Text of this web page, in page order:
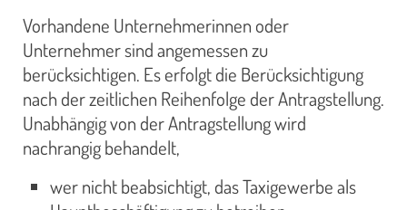
Vorhandene Unternehmerinnen oder
Unternehmer sind angemessen zu
berücksichtigen. Es erfolgt die Berücksichtigung
nach der zeitlichen Reihenfolge der Antragstellung.
Unabhängig von der Antragstellung wird
nachrangig behandelt,
wer nicht beabsichtigt, das Taxigewerbe als